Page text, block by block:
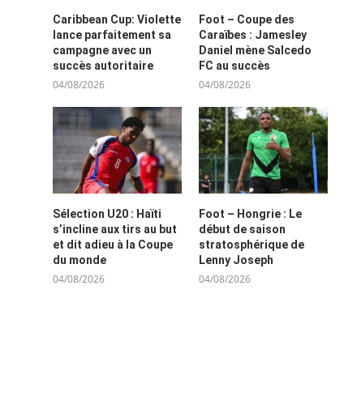
Caribbean Cup: Violette
lance parfaitement sa
campagne avec un
succès autoritaire
04/08/2026
Foot – Coupe des
Caraïbes : Jamesley
Daniel mène Salcedo
FC au succès
04/08/2026
Sélection U20 : Haïti
s’incline aux tirs au but
et dit adieu à la Coupe
du monde
04/08/2026
Foot – Hongrie : Le
début de saison
stratosphérique de
Lenny Joseph
04/08/2026